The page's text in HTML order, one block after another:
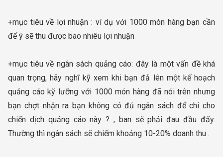
+mục tiêu về lợi nhuận : ví dụ với 1000 món hàng bạn cần
để ý sẽ thu được bao nhiêu lợi nhuận
+mục tiêu về ngân sách quảng cáo: đây là một vấn đề khá
quan trọng, hãy nghĩ kỹ xem khi bạn đả lên một kế hoạch
quảng cáo kỹ lưỡng với 1000 món hàng đã nói trên nhưng
bạn chợt nhận ra bạn không có đủ ngân sách để chi cho
chiến dịch quảng cáo này ? , ban sẽ phải đau đầu đấy.
Thường thì ngân sách sẽ chiếm khoảng 10-20% doanh thu .